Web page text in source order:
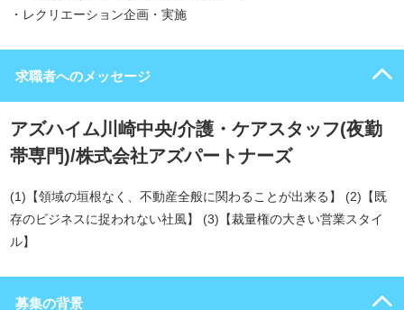
・レクリエーション企画・実施
求職者へのメッセージ
アズハイム川崎中央/介護・ケアスタッフ(夜勤
帯専門)/株式会社アズパートナーズ
(1)【領域の垣根なく、不動産全般に関わることが出来る】 (2)【既
存のビジネスに捉われない社風】 (3)【裁量権の大きい営業スタイ
ル】
募集の背景